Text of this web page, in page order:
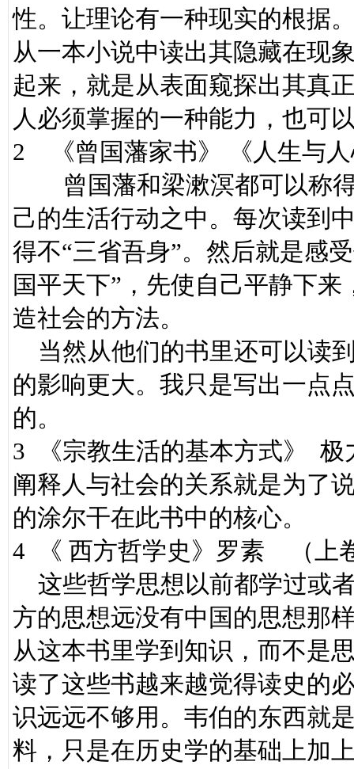
性。让理论有一种现实的根据
从一本小说中读出其隐藏在现
起来，就是从表面窥探出其真
人必须掌握的一种能力，也可
2 《曾国藩家书》 《人生与
曾国藩和梁漱溟都可以称得
己的生活行动之中。每次读到
得不“三省吾身”。然后就是感
国平天下”，先使自己平静下
造社会的方法。
当然从他们的书里还可以读
的影响更大。我只是写出一点
的。
3 《宗教生活的基本方式》 极
阐释人与社会的关系就是为了
的涂尔干在此书中的核心。
4 《 西方哲学史》罗素 （上
这些哲学思想以前都学过或
方的思想远没有中国的思想那
从这本书里学到知识，而不是
读了这些书越来越觉得读史的
识远远不够用。韦伯的东西就
料，只是在历史学的基础上加